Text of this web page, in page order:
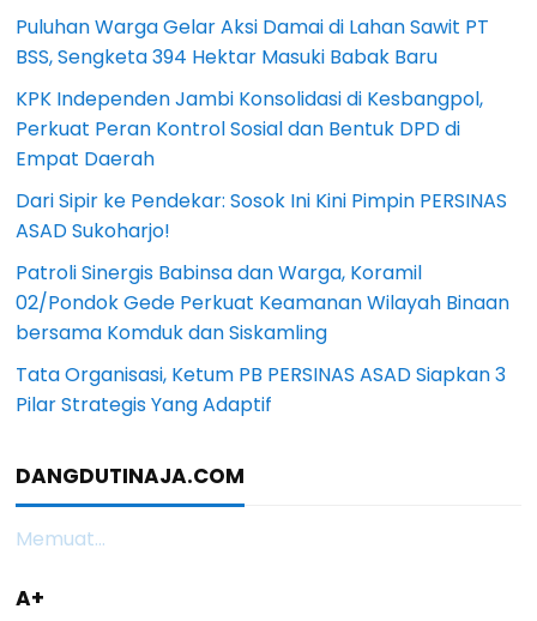
Puluhan Warga Gelar Aksi Damai di Lahan Sawit PT
BSS, Sengketa 394 Hektar Masuki Babak Baru
KPK Independen Jambi Konsolidasi di Kesbangpol,
Perkuat Peran Kontrol Sosial dan Bentuk DPD di
Empat Daerah
Dari Sipir ke Pendekar: Sosok Ini Kini Pimpin PERSINAS
ASAD Sukoharjo!
Patroli Sinergis Babinsa dan Warga, Koramil
02/Pondok Gede Perkuat Keamanan Wilayah Binaan
bersama Komduk dan Siskamling
Tata Organisasi, Ketum PB PERSINAS ASAD Siapkan 3
Pilar Strategis Yang Adaptif
DANGDUTINAJA.COM
Memuat...
A+